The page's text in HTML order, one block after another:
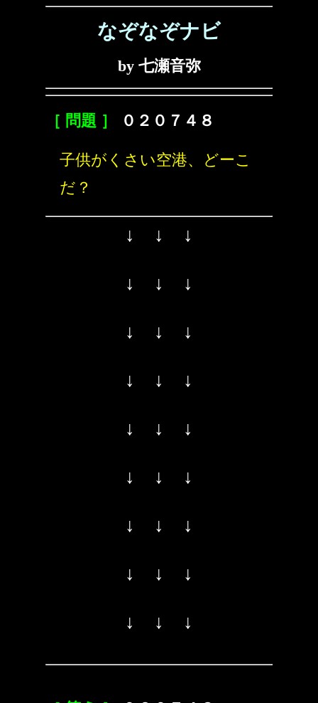
なぞなぞナビ
by 七瀬音弥
［ 問題 ］ ０２０７４８
子供がくさい空港、どーこ
だ？
↓ ↓ ↓
↓ ↓ ↓
↓ ↓ ↓
↓ ↓ ↓
↓ ↓ ↓
↓ ↓ ↓
↓ ↓ ↓
↓ ↓ ↓
↓ ↓ ↓